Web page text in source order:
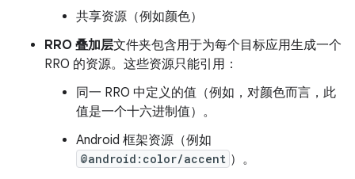
共享资源（例如颜色）
RRO 叠加层文件夹包含用于为每个目标应用生成一个
RRO 的资源。这些资源只能引用：
同一 RRO 中定义的值（例如，对颜色而言，此
值是一个十六进制值）。
Android 框架资源（例如
@android:color/accent ）。